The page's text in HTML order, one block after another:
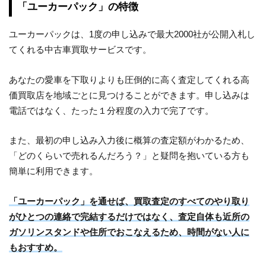
「ユーカーパック」の特徴
ユーカーパックは、1度の申し込みで最大2000社が公開入札し
てくれる中古車買取サービスです。
あなたの愛車を下取りよりも圧倒的に高く査定してくれる高
価買取店を地域ごとに見つけることができます。申し込みは
電話ではなく、たった１分程度の入力で完了です。
また、最初の申し込み入力後に概算の査定額がわかるため、
「どのくらいで売れるんだろう？」と疑問を抱いている方も
簡単に利用できます。
「ユーカーパック」を通せば、買取査定のすべてのやり取り
がひとつの連絡で完結するだけではなく、査定自体も近所の
ガソリンスタンドや住所でおこなえるため、時間がない人に
もおすすめ。